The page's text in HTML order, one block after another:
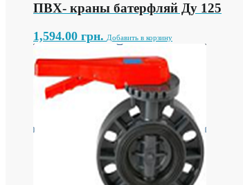
ПВХ- краны батерфляй Ду 125
1,594.00 грн. Добавить в корзину